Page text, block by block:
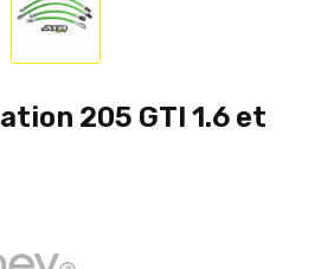
205 GTI 1.6 et